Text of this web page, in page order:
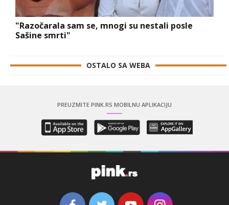
"Razočarala sam se, mnogi su nestali posle
Sašine smrti"
OSTALO SA WEBA
PREUZMITE PINK.RS MOBILNU APLIKACIJU